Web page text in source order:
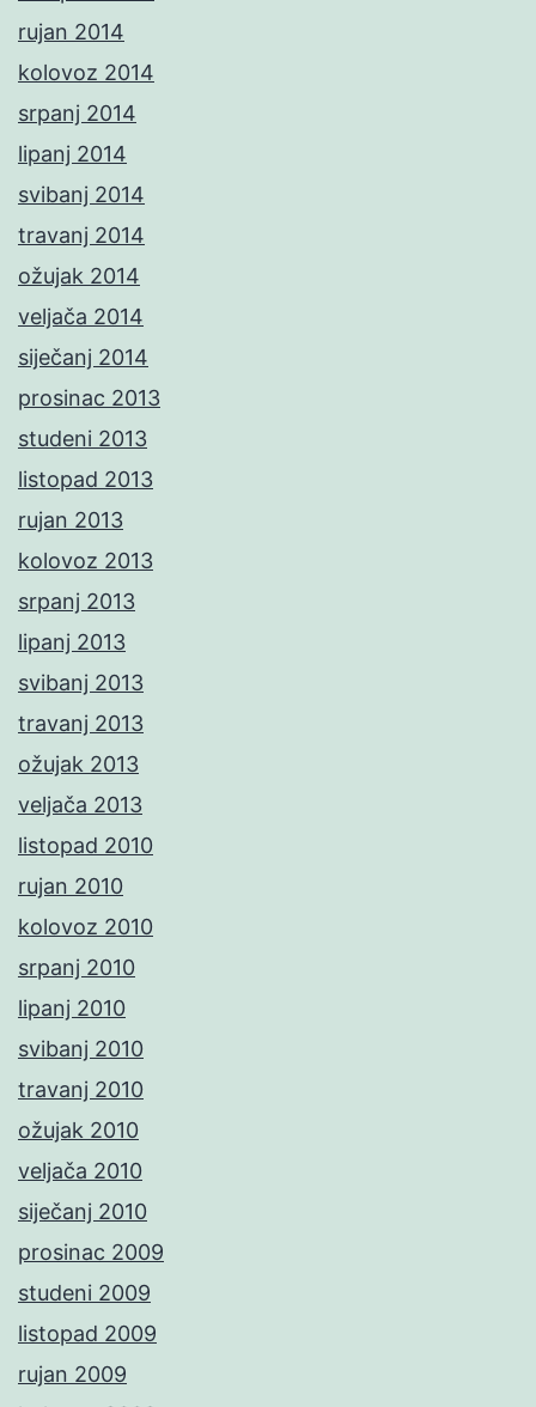
rujan 2014
kolovoz 2014
srpanj 2014
lipanj 2014
svibanj 2014
travanj 2014
ožujak 2014
veljača 2014
siječanj 2014
prosinac 2013
studeni 2013
listopad 2013
rujan 2013
kolovoz 2013
srpanj 2013
lipanj 2013
svibanj 2013
travanj 2013
ožujak 2013
veljača 2013
listopad 2010
rujan 2010
kolovoz 2010
srpanj 2010
lipanj 2010
svibanj 2010
travanj 2010
ožujak 2010
veljača 2010
siječanj 2010
prosinac 2009
studeni 2009
listopad 2009
rujan 2009